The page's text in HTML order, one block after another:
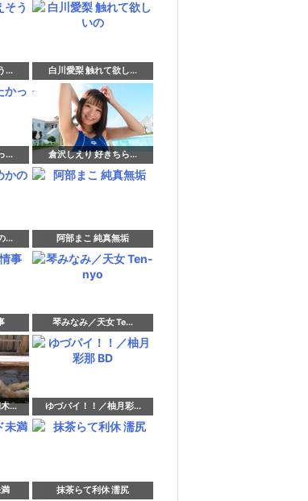
... 白川愛梨 触れて欲し...
... 倉沢しえり 好きちら...
... 阿部まこ 純真無垢
琴みなみ／天女 Te...
... ゆづパイ！！／柚月彩...
抹茶らて利休 濡尻